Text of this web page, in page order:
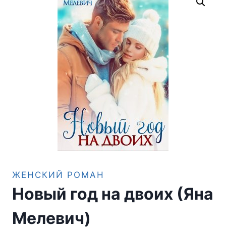
ЖЕНСКИЙ РОМАН
Новый год на двоих (Яна
Мелевич)